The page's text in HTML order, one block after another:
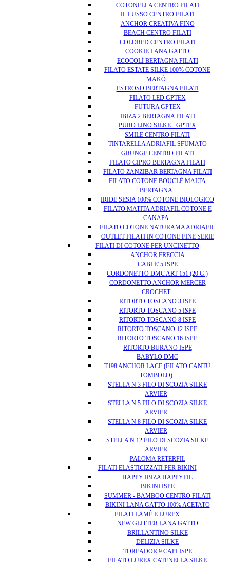
COTONELLA CENTRO FILATI
IL LUSSO CENTRO FILATI
ANCHOR CREATIVA FINO
BEACH CENTRO FILATI
COLORED CENTRO FILATI
COOKIE LANA GATTO
ECOCOLÌ BERTAGNA FILATI
FILATO ESTATE SILKE 100% COTONE
MAKÒ
ESTROSO BERTAGNA FILATI
FILATO LED GPTEX
FUTURA GPTEX
IBIZA 2 BERTAGNA FILATI
PURO LINO SILKE - GPTEX
SMILE CENTRO FILATI
TINTARELLA ADRIAFIL SFUMATO
GRUNGE CENTRO FILATI
FILATO CIPRO BERTAGNA FILATI
FILATO ZANZIBAR BERTAGNA FILATI
FILATO COTONE BOUCLÈ MALTA
BERTAGNA
IRIDE SESIA 100% COTONE BIOLOGICO
FILATO MATITA ADRIAFIL COTONE E
CANAPA
FILATO COTONE NATURAMA ADRIAFIL
OUTLET FILATI IN COTONE FINE SERIE
FILATI DI COTONE PER UNCINETTO
ANCHOR FRECCIA
CABLE' 5 ISPE
CORDONETTO DMC ART 151 (20 G.)
CORDONETTO ANCHOR MERCER
CROCHET
RITORTO TOSCANO 3 ISPE
RITORTO TOSCANO 5 ISPE
RITORTO TOSCANO 8 ISPE
RITORTO TOSCANO 12 ISPE
RITORTO TOSCANO 16 ISPE
RITORTO BURANO ISPE
BABYLO DMC
T198 ANCHOR LACE (FILATO CANTÙ
TOMBOLO)
STELLA N.3 FILO DI SCOZIA SILKE
ARVIER
STELLA N.5 FILO DI SCOZIA SILKE
ARVIER
STELLA N.8 FILO DI SCOZIA SILKE
ARVIER
STELLA N.12 FILO DI SCOZIA SILKE
ARVIER
PALOMA RETERFIL
FILATI ELASTICIZZATI PER BIKINI
HAPPY IBIZA HAPPYFIL
BIKINI ISPE
SUMMER - BAMBOO CENTRO FILATI
BIKINI LANA GATTO 100% ACETATO
FILATI LAMÈ E LUREX
NEW GLITTER LANA GATTO
BRILLANTINO SILKE
DELIZIA SILKE
TOREADOR 9 CAPI ISPE
FILATO LUREX CATENELLA SILKE